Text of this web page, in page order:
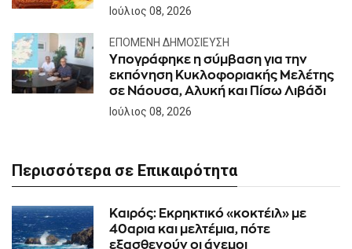
Ιούλιος 08, 2026
ΕΠΌΜΕΝΗ ΔΗΜΟΣΊΕΥΣΗ
Υπογράφηκε η σύμβαση για την
εκπόνηση Κυκλοφοριακής Μελέτης
σε Νάουσα, Αλυκή και Πίσω Λιβάδι
Ιούλιος 08, 2026
Περισσότερα σε Επικαιρότητα
Καιρός: Eκρηκτικό «κοκτέιλ» με
40αρια και μελτέμια, πότε
εξασθενούν οι άνεμοι